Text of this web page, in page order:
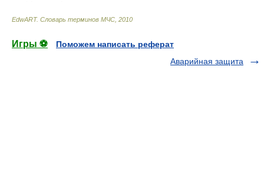
EdwART. Словарь терминов МЧС 2010
Игры ⚽
Поможем написать реферат
Аварийная защита